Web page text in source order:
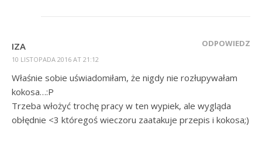
IZA
10 LISTOPADA 2016 AT 21:12
ODPOWIEDZ
Właśnie sobie uświadomiłam, że nigdy nie rozłupywałam
kokosa…:P
Trzeba włożyć trochę pracy w ten wypiek, ale wygląda
obłędnie <3 któregoś wieczoru zaatakuje przepis i kokosa;)